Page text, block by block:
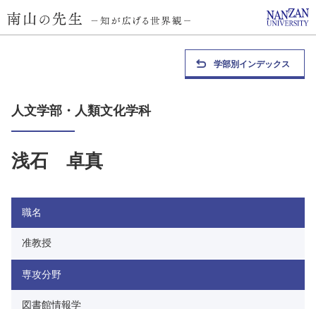
学部別インデックス
人文学部・人類文化学科
浅石 卓真
職名
准教授
専攻分野
図書館情報学